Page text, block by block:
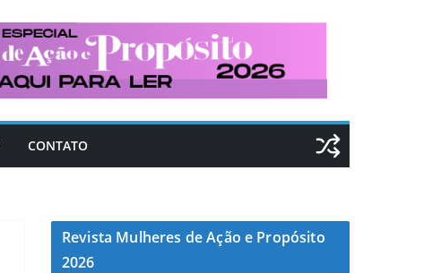
CONTATO
Revista Mulheres de Ação e Propósito
2026